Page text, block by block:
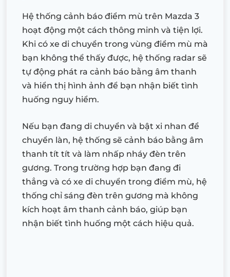
Hệ thống cảnh báo điểm mù trên Mazda 3
hoạt động một cách thông minh và tiện lợi.
Khi có xe di chuyển trong vùng điểm mù mà
bạn không thể thấy được, hệ thống radar sẽ
tự động phát ra cảnh báo bằng âm thanh
và hiển thị hình ảnh để bạn nhận biết tình
huống nguy hiểm.
Nếu bạn đang di chuyển và bật xi nhan để
chuyển làn, hệ thống sẽ cảnh báo bằng âm
thanh tít tít và làm nhấp nháy đèn trên
gương. Trong trường hợp bạn đang đi
thẳng và có xe di chuyển trong điểm mù, hệ
thống chỉ sáng đèn trên gương mà không
kích hoạt âm thanh cảnh báo, giúp bạn
nhận biết tình huống một cách hiệu quả.